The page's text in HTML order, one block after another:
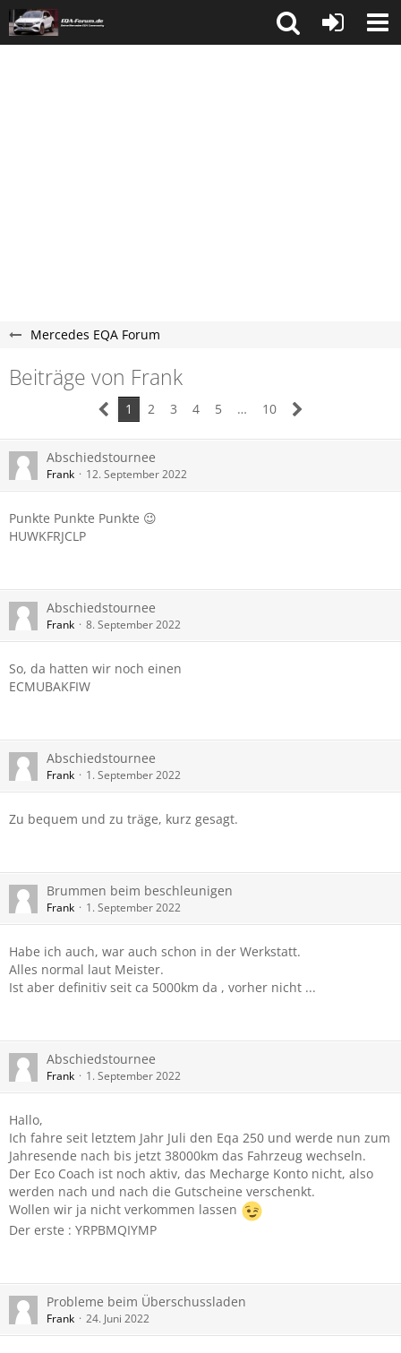
Mercedes EQA Forum
Beiträge von Frank
1 2 3 4 5 … 10
Abschiedstournee
Frank 12. September 2022
Punkte Punkte Punkte 😉
HUWKFRJCLP
Abschiedstournee
Frank 8. September 2022
So, da hatten wir noch einen
ECMUBAKFIW
Abschiedstournee
Frank 1. September 2022
Zu bequem und zu träge, kurz gesagt.
Brummen beim beschleunigen
Frank 1. September 2022
Habe ich auch, war auch schon in der Werkstatt.
Alles normal laut Meister.
Ist aber definitiv seit ca 5000km da , vorher nicht ...
Abschiedstournee
Frank 1. September 2022
Hallo,
Ich fahre seit letztem Jahr Juli den Eqa 250 und werde nun zum
Jahresende nach bis jetzt 38000km das Fahrzeug wechseln.
Der Eco Coach ist noch aktiv, das Mecharge Konto nicht, also
werden nach und nach die Gutscheine verschenkt.
Wollen wir ja nicht verkommen lassen
Der erste : YRPBMQIYMP
Probleme beim Überschussladen
Frank 24. Juni 2022